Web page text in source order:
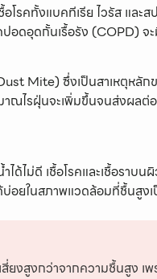
รคทั้งแบคทีเรีย ไวรัส และส
ดอุดกั้นเรื้อรัง (COPD) จ
Mite) ซึ่งเป็นสาเหตุหลั
ณไรฝุ่นจะเพิ่มขึ้นจนส่งผลต่
ได้ไม่ดี เชื้อโรคและเชื้อรา
อยในสภาพแวดล้อมที่ชื้นสูงเ
สี่ยงสูงกว่าจากความชื้นสูง